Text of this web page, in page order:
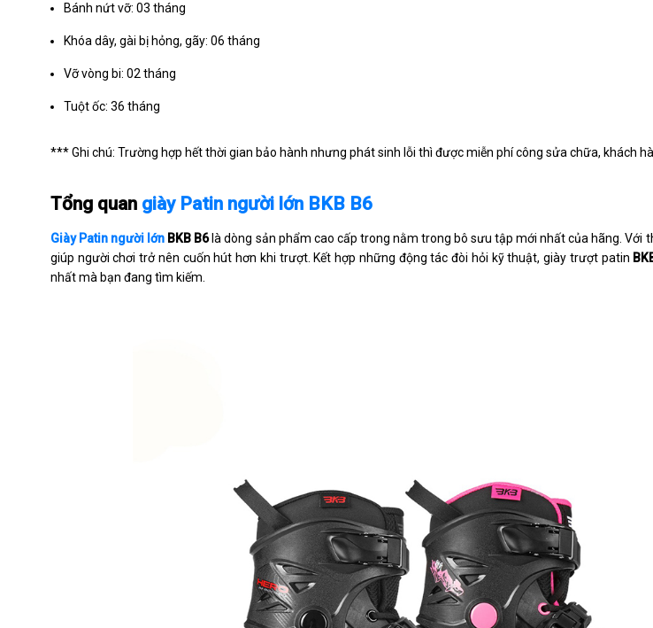
Bánh nứt vỡ: 03 tháng
Khóa dây, gài bị hỏng, gãy: 06 tháng
Vỡ vòng bi: 02 tháng
Tuột ốc: 36 tháng
*** Ghi chú: Trường hợp hết thời gian bảo hành nhưng phát sinh lỗi thì được miễn phí công sửa chữa, khách
Tổng quan giày Patin người lớn BKB B6
Giày Patin người lớn BKB B6là dòng sản phẩm cao cấp trong nằm trong bô sưu tập mới nhất của hãng. Với
giúp người chơi trở nên cuốn hút hơn khi trượt. Kết hợp những động tác đòi hỏi kỹ thuật, giày trượt patin
nhất mà bạn đang tìm kiếm.